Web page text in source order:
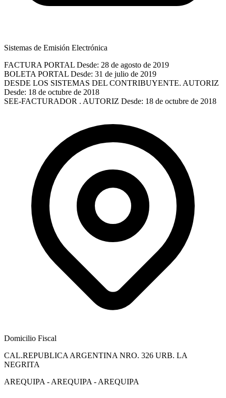
Sistemas de Emisión Electrónica
FACTURA PORTAL Desde: 28 de agosto de 2019
BOLETA PORTAL Desde: 31 de julio de 2019
DESDE LOS SISTEMAS DEL CONTRIBUYENTE. AUTORIZ
Desde: 18 de octubre de 2018
SEE-FACTURADOR . AUTORIZ Desde: 18 de octubre de 2018
Domicilio Fiscal
CAL.REPUBLICA ARGENTINA NRO. 326 URB. LA
NEGRITA
AREQUIPA - AREQUIPA - AREQUIPA